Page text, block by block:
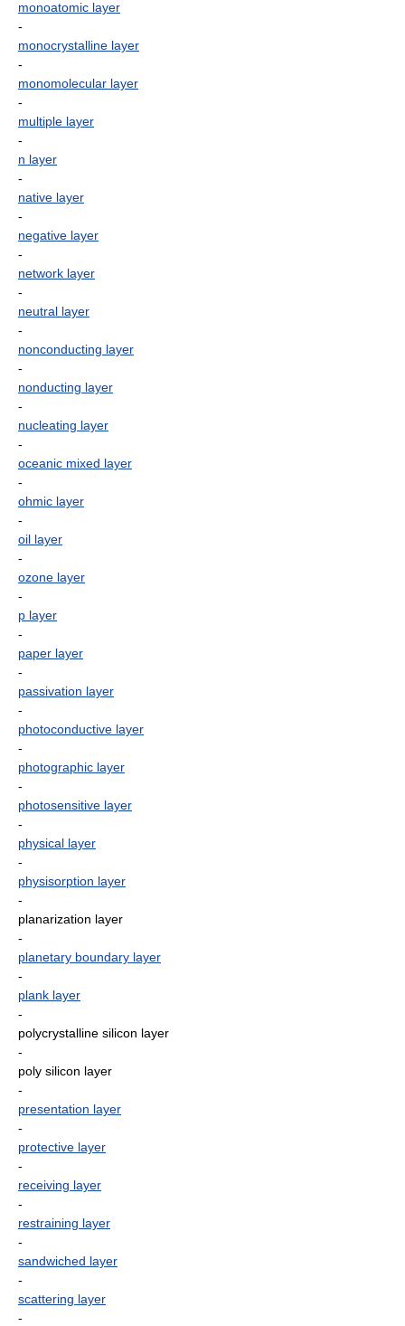
monoatomic layer
-
monocrystalline layer
-
monomolecular layer
-
multiple layer
-
n layer
-
native layer
-
negative layer
-
network layer
-
neutral layer
-
nonconducting layer
-
nonducting layer
-
nucleating layer
-
oceanic mixed layer
-
ohmic layer
-
oil layer
-
ozone layer
-
p layer
-
paper layer
-
passivation layer
-
photoconductive layer
-
photographic layer
-
photosensitive layer
-
physical layer
-
physisorption layer
-
planarization layer
-
planetary boundary layer
-
plank layer
-
polycrystalline silicon layer
-
poly silicon layer
-
presentation layer
-
protective layer
-
receiving layer
-
restraining layer
-
sandwiched layer
-
scattering layer
-